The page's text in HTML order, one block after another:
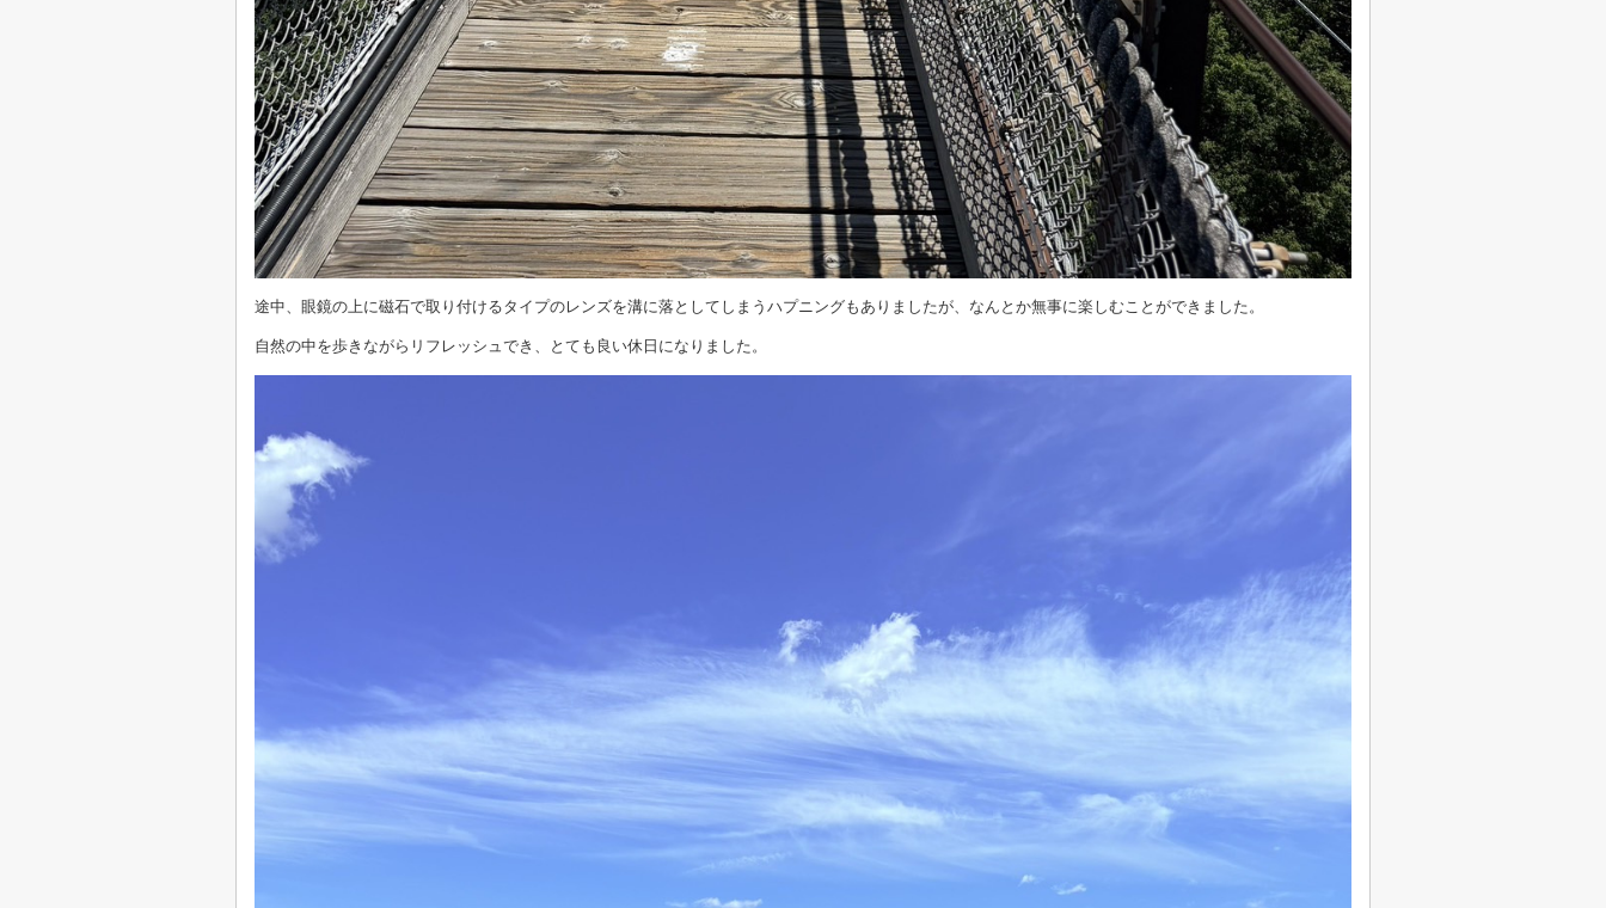
途中、眼鏡の上に磁石で取り付けるタイプのレンズを溝に落としてしまうハプニングもありましたが、なんとか無事に楽しむことができました。
自然の中を歩きながらリフレッシュでき、とても良い休日になりました。